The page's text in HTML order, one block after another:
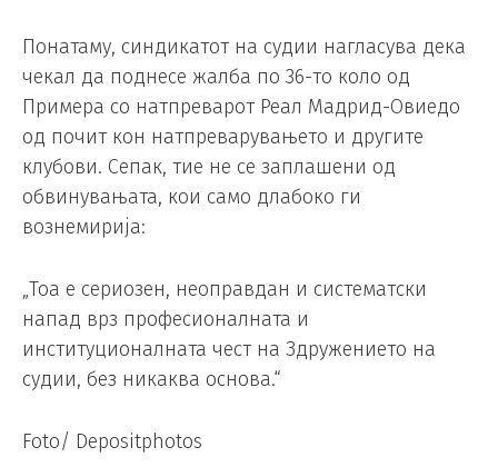
Понатаму, синдикатот на судии нагласува дека
чекал да поднесе жалба по 36-то коло од
Примера со натпреварот Реал Мадрид-Овиедо
од почит кон натпреварувањето и другите
клубови. Сепак, тие не се заплашени од
обвинувањата, кои само длабоко ги
вознемирија:
„Тоа е сериозен, неоправдан и систематски
напад врз професионалната и
институционалната чест на Здружението на
судии, без никаква основа.“
Foto/ Depositphotos